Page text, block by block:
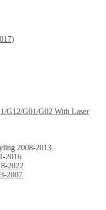
G12/G01/G02 With Laser
2008-2013
2016
2022
2007